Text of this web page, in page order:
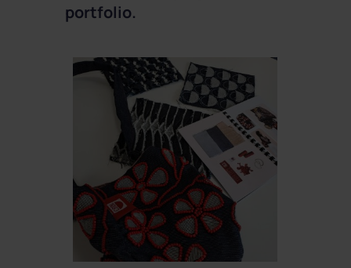
portfolio.